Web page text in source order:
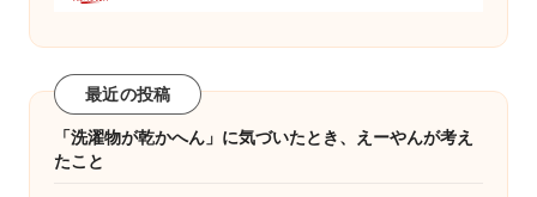
最近の投稿
「洗濯物が乾かへん」に気づいたとき、えーやんが考え
たこと